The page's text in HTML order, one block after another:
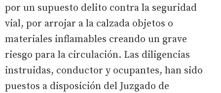
por un supuesto delito contra la seguridad
vial, por arrojar a la calzada objetos o
materiales inflamables creando un grave
riesgo para la circulación. Las diligencias
instruidas, conductor y ocupantes, han sido
puestos a disposición del Juzgado de